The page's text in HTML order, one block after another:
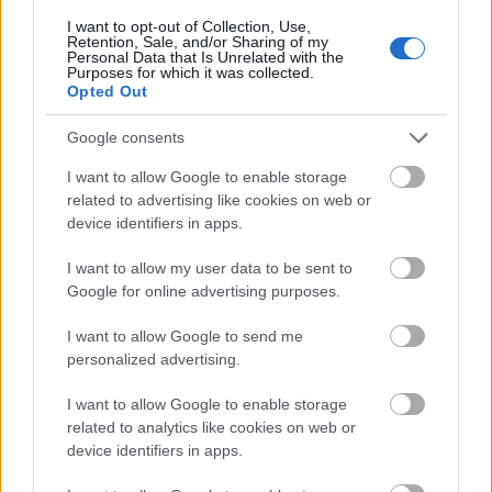
I want to opt-out of Collection, Use,
Retention, Sale, and/or Sharing of my
Personal Data that Is Unrelated with the
Purposes for which it was collected.
Opted Out
Google consents
I want to allow Google to enable storage
related to advertising like cookies on web or
device identifiers in apps.
I want to allow my user data to be sent to
Google for online advertising purposes.
I want to allow Google to send me
personalized advertising.
I want to allow Google to enable storage
related to analytics like cookies on web or
device identifiers in apps.
(A képen Jovovich, a rendező úr és Rodriguez
kisasszony.) A két említett hölgy remekül oldja meg
a feladatát, mindketten erős és szívós karaktereket
játszanak. Egyikőjüknek az amnéziával kell
szembenéznie, majd a visszatérő múlt súlyos
eseményeivel; a másikuk pedig a testén belüli
ellenséggel, a halálnál is rosszabb fertőzéssel
harcol. A férfiak közül a kommandósvezér Colin
Salmont emelném ki, a többiek nem túl lényegesek.
A zombik kellően rondák, a mutánsok eléggé